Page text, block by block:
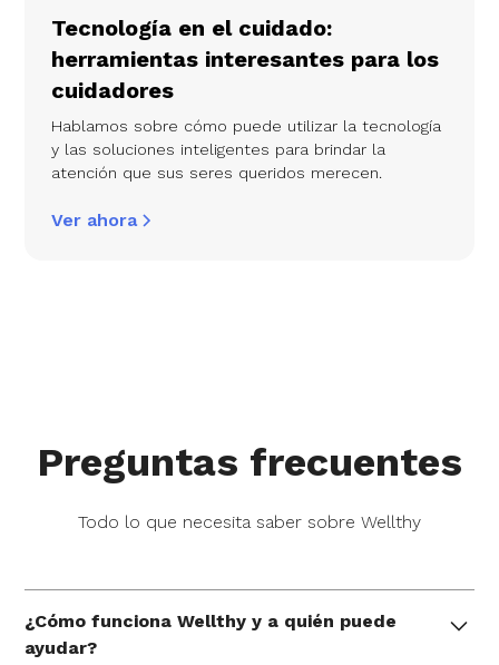
Tecnología en el cuidado:
herramientas interesantes para los
cuidadores
Hablamos sobre cómo puede utilizar la tecnología
y las soluciones inteligentes para brindar la
atención que sus seres queridos merecen.
Ver ahora
Preguntas frecuentes
Todo lo que necesita saber sobre Wellthy
¿Cómo funciona Wellthy y a quién puede
ayudar?